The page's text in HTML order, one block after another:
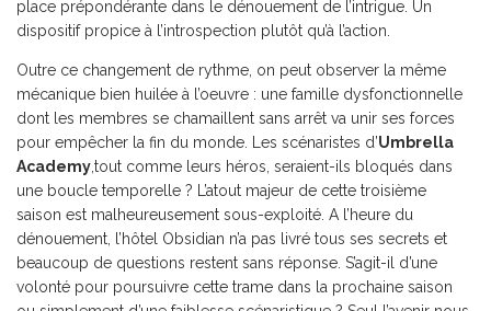
place prépondérante dans le dénouement de l’intrigue. Un
dispositif propice à l’introspection plutôt qu’à l’action.
Outre ce changement de rythme, on peut observer la même
mécanique bien huilée à l’oeuvre : une famille dysfonctionnelle
dont les membres se chamaillent sans arrêt va unir ses forces
pour empêcher la fin du monde. Les scénaristes d’Umbrella
Academy,tout comme leurs héros, seraient-ils bloqués dans
une boucle temporelle ? L’atout majeur de cette troisième
saison est malheureusement sous-exploité. A l’heure du
dénouement, l’hôtel Obsidian n’a pas livré tous ses secrets et
beaucoup de questions restent sans réponse. S’agit-il d’une
volonté pour poursuivre cette trame dans la prochaine saison